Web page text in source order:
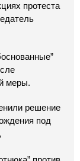
протеста
меры.
решение
под